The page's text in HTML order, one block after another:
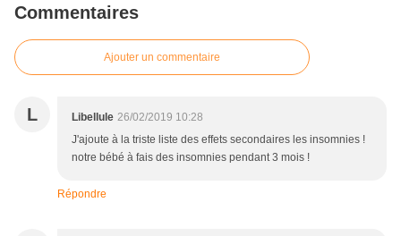
Commentaires
Ajouter un commentaire
L Libellule 26/02/2019 10:28
J'ajoute à la triste liste des effets secondaires les insomnies !
notre bébé à fais des insomnies pendant 3 mois !
Répondre